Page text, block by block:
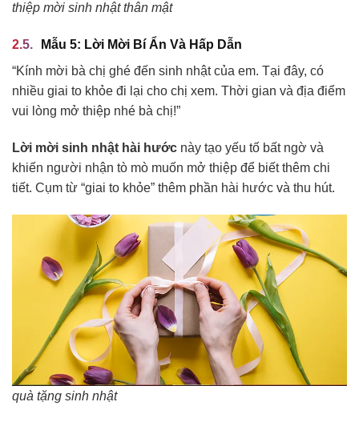
thiệp mời sinh nhật thân mật
Mẫu 5: Lời Mời Bí Ẩn Và Hấp Dẫn
“Kính mời bà chị ghé đến sinh nhật của em. Tại đây, có
nhiều giai to khỏe đi lại cho chị xem. Thời gian và địa điểm
vui lòng mở thiệp nhé bà chị!”
Lời mời sinh nhật hài hước này tạo yếu tố bất ngờ và
khiến người nhận tò mò muốn mở thiệp để biết thêm chi
tiết. Cụm từ “giai to khỏe” thêm phần hài hước và thu hút.
quà tặng sinh nhật